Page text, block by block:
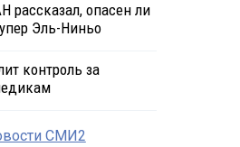
рассказал, опасен ли
Эль-Ниньо
контроль за
СМИ2